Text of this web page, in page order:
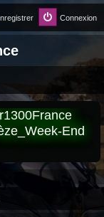
Connexion
End